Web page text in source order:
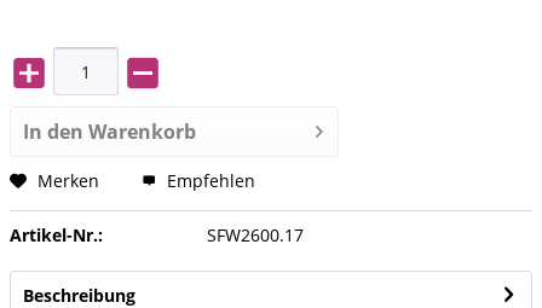
In den Warenkorb
Merken Empfehlen
Artikel-Nr.: SFW2600.17
Beschreibung